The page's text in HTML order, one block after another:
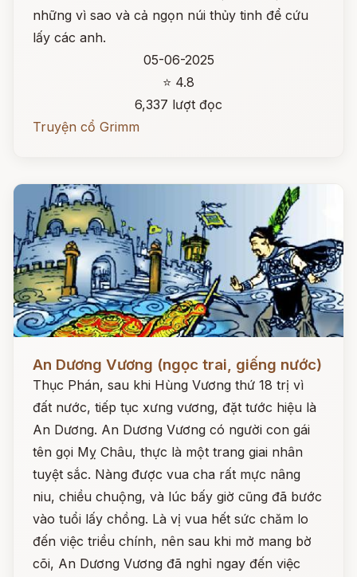
những vì sao và cả ngọn núi thủy tinh để cứu
lấy các anh.
05-06-2025
⭐ 4.8
6,337 lượt đọc
Truyện cổ Grimm
An Dương Vương (ngọc trai, giếng nước)
Thục Phán, sau khi Hùng Vương thứ 18 trị vì
đất nước, tiếp tục xưng vương, đặt tước hiệu là
An Dương. An Dương Vương có người con gái
tên gọi Mỵ Châu, thực là một trang giai nhân
tuyệt sắc. Nàng được vua cha rất mực nâng
niu, chiều chuộng, và lúc bấy giờ cũng đã bước
vào tuổi lấy chồng. Là vị vua hết sức chăm lo
đến việc triều chính, nên sau khi mở mang bờ
cõi, An Dương Vương đã nghỉ ngay đến việc